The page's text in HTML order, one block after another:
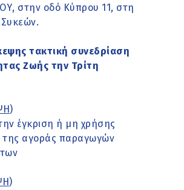
στην οδό Κύπρου 11, στη
τακτική συνεδρίαση
Ζωής την Τρίτη
)
έγκριση ή μη χρήσης
της αγοράς παραγωγών
)